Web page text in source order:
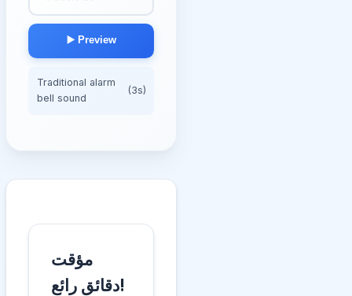
▶️ Preview
Traditional alarm
bell sound
(3s)
مؤقت
دقائق رائع!